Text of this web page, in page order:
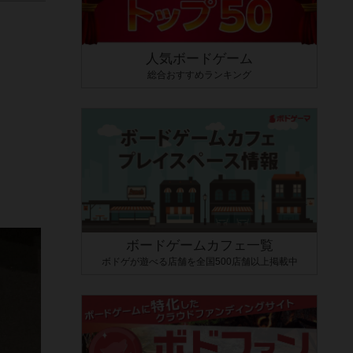
人気ボードゲーム
総合おすすめランキング
ボードゲームカフェ一覧
ボドゲが遊べる店舗を全国500店舗以上掲載中